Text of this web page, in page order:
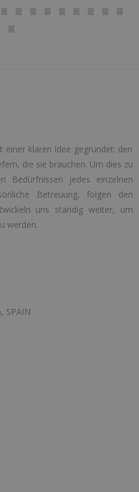
einer klaren Idee gegründet: den
die sie brauchen. Um dies zu
Bedürfnissen jedes einzelnen
Betreuung, folgen den
uns ständig weiter, um
werden.
SPAIN